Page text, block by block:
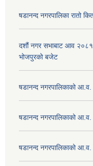
षडानन्द नगरपालिका रातो
दशौं नगर सभाबाट आव २०८१/
भोजपुरको बजेट
षडानन्द नगरपालिकाको
षडानन्द नगरपालिकाको
षडानन्द नगरपालिकाको